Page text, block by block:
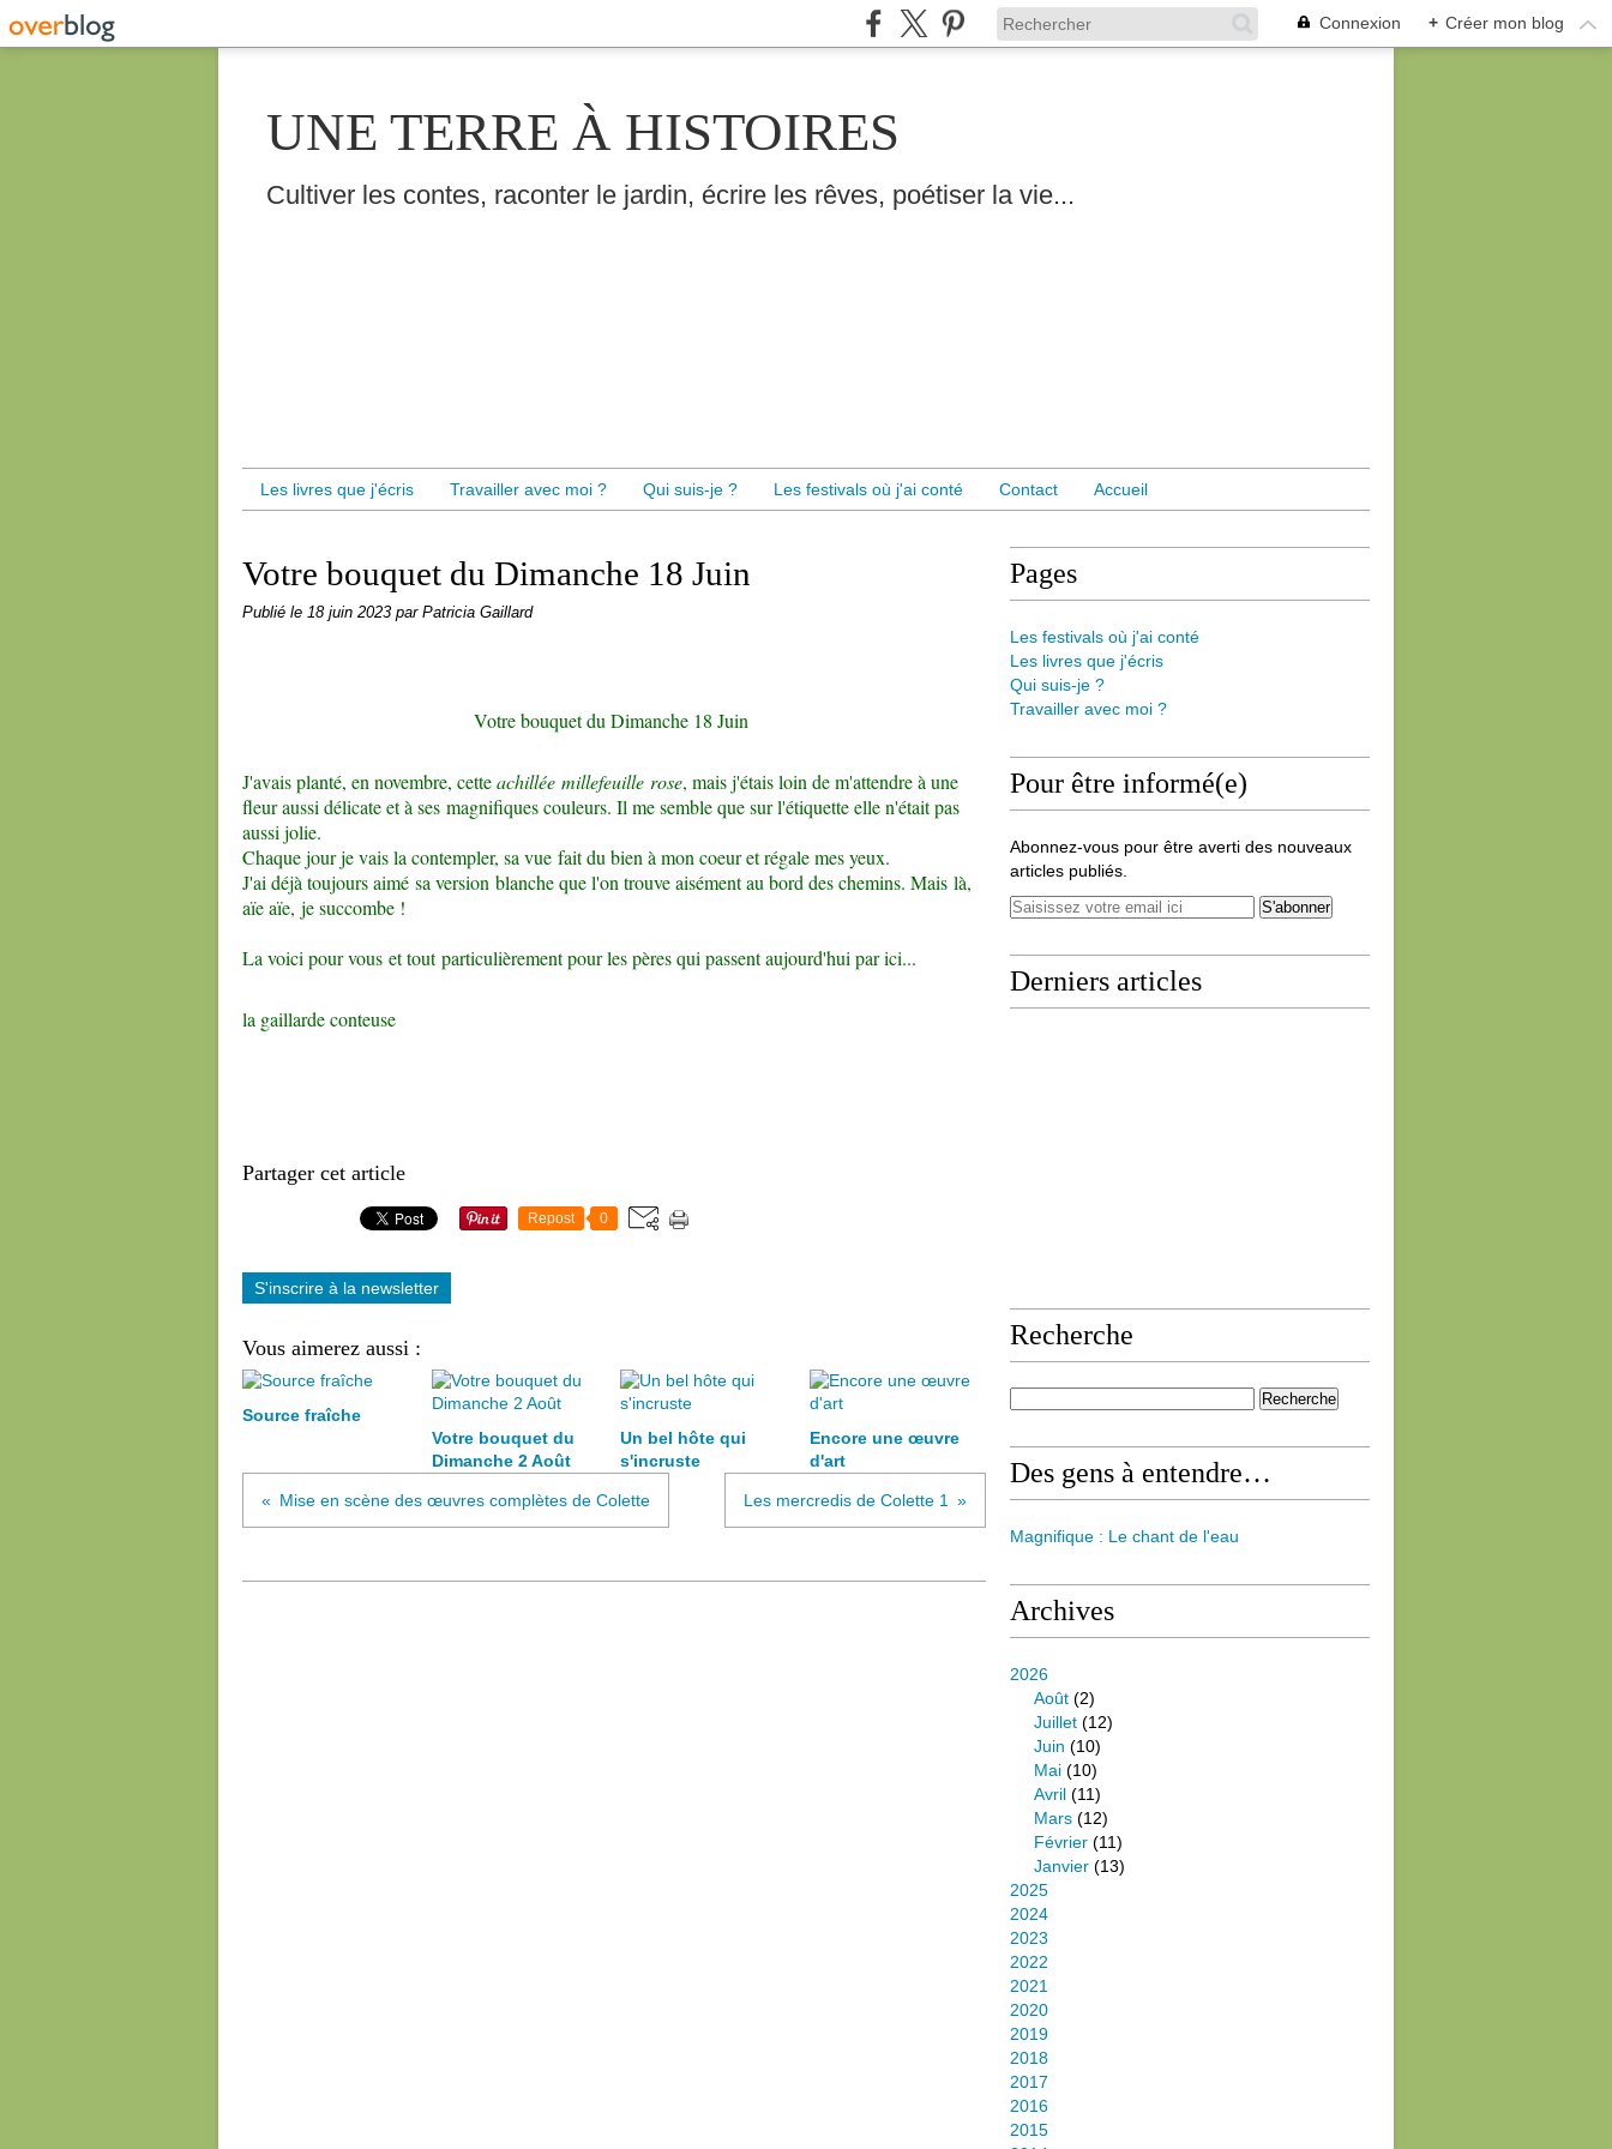
Connexion + Créer mon blog
UNE TERRE À HISTOIRES
Cultiver les contes, raconter le jardin, écrire les rêves, poétiser la vie...
Les livres que j'écris Travailler avec moi ? Qui suis-je ? Les festivals où j'ai conté Contact Accueil
Votre bouquet du Dimanche 18 Juin
Publié le 18 juin 2023 par Patricia Gaillard
Votre bouquet du Dimanche 18 Juin
J'avais planté, en novembre, cetteachillée millefeuille rose, mais j'étais loin de m'attendre à une
fleur aussi délicate et à ses magnifiques couleurs. Il me semble que sur l'étiquette elle n'était pas
aussi jolie.
Chaque jour je vais la contempler, sa vue fait du bien à mon coeur et régale mes yeux.
J'ai déjà toujours aimé sa version blanche que l'on trouve aisément au bord des chemins. Mais là,
aïe aïe, je succombe !
La voici pour vous et tout particulièrement pour les pères qui passent aujourd'hui par ici...
la gaillarde conteuse
Partager cet article
Repost 0
S'inscrire à la newsletter
Vous aimerez aussi :
Source fraîche
Votre bouquet du
Dimanche 2 Août
Un bel hôte qui
s'incruste
Encore une œuvre
d'art
Mise en scène des œuvres complètes de Colette Les mercredis de Colette 1
Pages
Les festivals où j'ai conté
Les livres que j'écris
Qui suis-je ?
Travailler avec moi ?
Pour être informé(e)
Abonnez-vous pour être averti des nouveaux
articles publiés.
Derniers articles
Recherche
Des gens à entendre…
Magnifique : Le chant de l'eau
Archives
2026
Août (2)
Juillet (12)
Juin (10)
Mai (10)
Avril (11)
Mars (12)
Février (11)
Janvier (13)
2025
2024
2023
2022
2021
2020
2019
2018
2017
2016
2015